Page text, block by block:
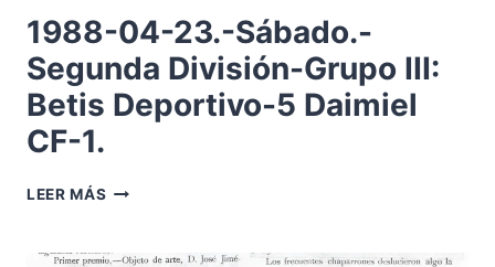
1988-04-23.-Sábado.-
Segunda División-Grupo III:
Betis Deportivo-5 Daimiel
CF-1.
LEER MÁS 1988-
SÁBADO.-